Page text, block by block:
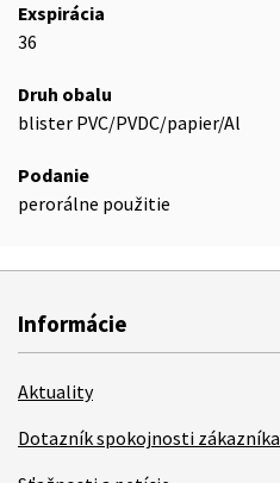
Exspirácia
36
Druh obalu
blister PVC/PVDC/papier/Al
Podanie
perorálne použitie
Informácie
Aktuality
Dotazník spokojnosti zákazníka